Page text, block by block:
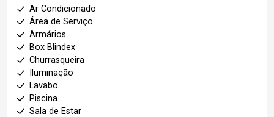
Ar Condicionado
Área de Serviço
Armários
Box Blindex
Churrasqueira
Iluminação
Lavabo
Piscina
Sala de Estar